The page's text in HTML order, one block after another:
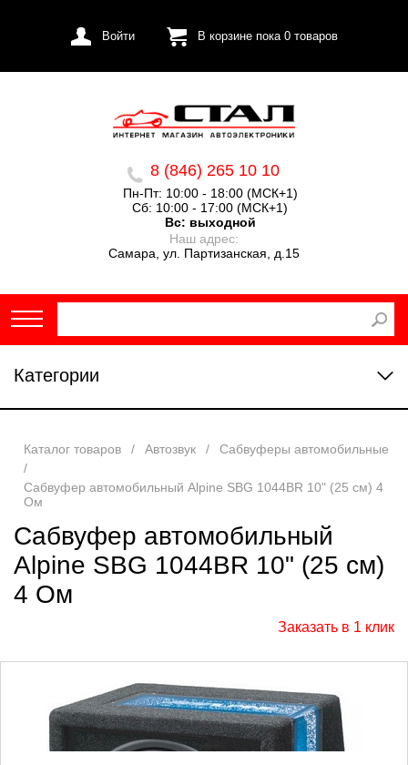
Войти В корзине пока 0товаров
8 (846) 265 10 10
Пн-Пт: 10:00 - 18:00 (МСК+1)
Сб: 10:00 - 17:00 (МСК+1)
Вс: выходной
Наш адрес:
Самара, ул. Партизанская, д.15
Категории
Каталог товаров / Автозвук /
Сабвуферы автомобильные
/
Сабвуфер автомобильный Alpine SBG 1044BR 10" (25 см) 4
Ом
Сабвуфер автомобильный
Alpine SBG 1044BR 10" (25 см)
4 Ом
Заказать в 1 клик